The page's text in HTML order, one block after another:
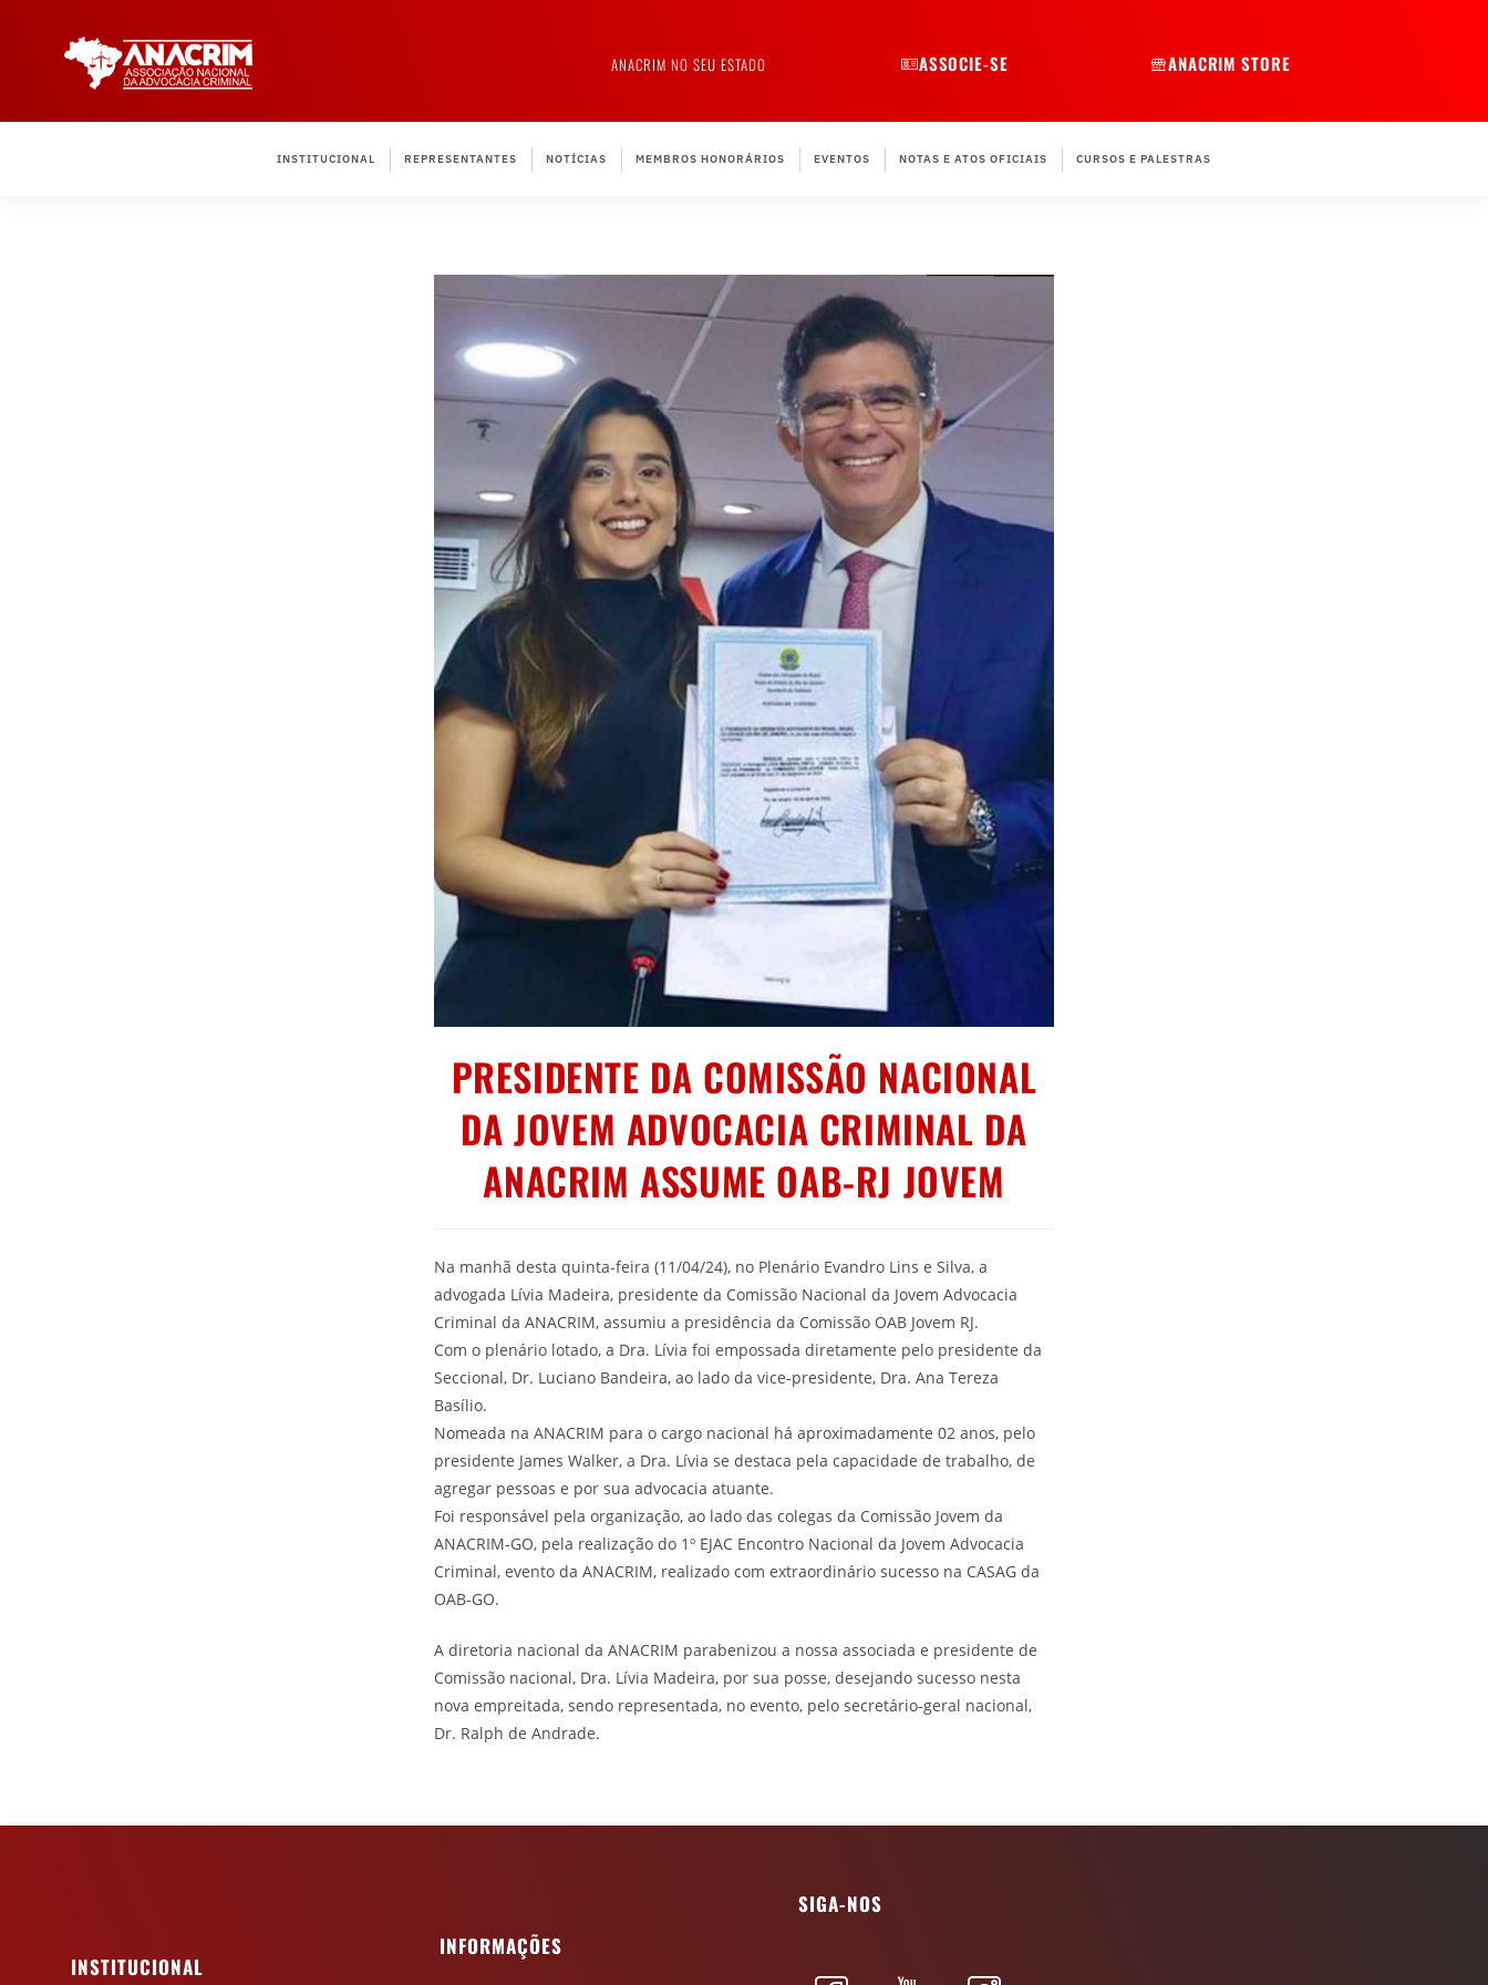
ANACRIM NO SEU ESTADO ASSOCIE-SE ANACRIM STORE
INSTITUCIONAL REPRESENTANTES NOTÍCIAS MEMBROS HONORÁRIOS EVENTOS NOTAS E ATOS OFICIAIS CURSOS E PALESTRAS
PRESIDENTE DA COMISSÃO NACIONAL
DA JOVEM ADVOCACIA CRIMINAL DA
ANACRIM ASSUME OAB-RJ JOVEM
Na manhã desta quinta-feira (11/04/24), no Plenário Evandro Lins e Silva, a
advogada Lívia Madeira, presidente da Comissão Nacional da Jovem Advocacia
Criminal da ANACRIM, assumiu a presidência da Comissão OAB Jovem RJ.
Com o plenário lotado, a Dra. Lívia foi empossada diretamente pelo presidente da
Seccional, Dr. Luciano Bandeira, ao lado da vice-presidente, Dra. Ana Tereza
Basílio.
Nomeada na ANACRIM para o cargo nacional há aproximadamente 02 anos, pelo
presidente James Walker, a Dra. Lívia se destaca pela capacidade de trabalho, de
agregar pessoas e por sua advocacia atuante.
Foi responsável pela organização, ao lado das colegas da Comissão Jovem da
ANACRIM-GO, pela realização do 1º EJAC Encontro Nacional da Jovem Advocacia
Criminal, evento da ANACRIM, realizado com extraordinário sucesso na CASAG da
OAB-GO.
A diretoria nacional da ANACRIM parabenizou a nossa associada e presidente de
Comissão nacional, Dra. Lívia Madeira, por sua posse, desejando sucesso nesta
nova empreitada, sendo representada, no evento, pelo secretário-geral nacional,
Dr. Ralph de Andrade.
INSTITUCIONAL
INFORMAÇÕES
SIGA-NOS